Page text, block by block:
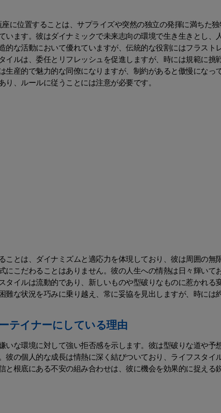
に位置することは、サプライズや突然の独立の発揮に満ちた
います。彼はダイナミックで未来志向の環境で生き生きとし、
的な活動において優れていますが、伝統的な役割にはフラスト
イルは、委任とリフレッシュを促進しますが、時には規範に挑
生産的で魅力的な同僚になりますが、制約があると傲慢になっ
、ルールに従うことには注意が必要です。
ことは、ダイナミズムと適応力を体現しており、彼は周囲の無
にこだわることはありません。彼の人生への情熱は日々輝いて
タイルは流動的であり、新しいものや型破りなものに惹かれる
難な状況を巧みに乗り越え、常に妥協を見出しますが、時には
テイナーにしている理由
いな環境に対して強い拒否感を示します。彼は型破りな道や予
彼の個人的な成長は情熱に深く結びついており、ライフスタイ
根底にある不安の組み合わせは、彼に機会を効果的に捉える